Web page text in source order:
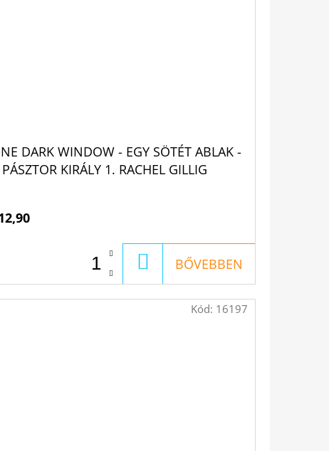
DARK WINDOW - EGY SÖTÉT ABLAK -
KIRÁLY 1. RACHEL GILLIG
KOSÁRBA
BŐVEBBEN
Kód: 16197